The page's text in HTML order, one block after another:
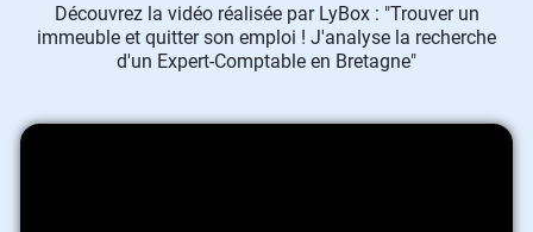
Découvrez la vidéo réalisée par LyBox : "Trouver un
immeuble et quitter son emploi ! J'analyse la recherche
d'un Expert-Comptable en Bretagne"